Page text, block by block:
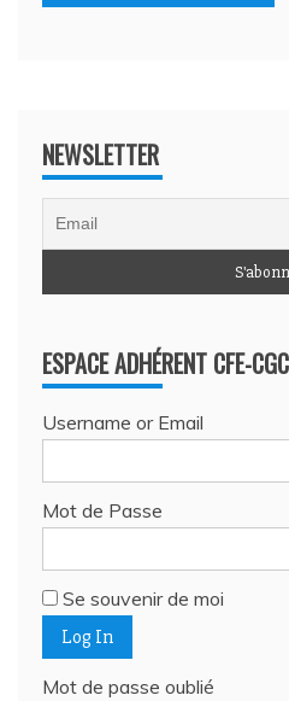
NEWSLETTER
ESPACE ADHÉRENT CFE-CGC
Username or Email
Mot de Passe
Se souvenir de moi
Mot de passe oublié